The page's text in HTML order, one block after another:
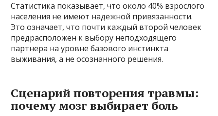
Статистика показывает, что около 40% взрослого
населения не имеют надежной привязанности.
Это означает, что почти каждый второй человек
предрасположен к выбору неподходящего
партнера на уровне базового инстинкта
выживания, а не осознанного решения.
Сценарий повторения травмы:
почему мозг выбирает боль